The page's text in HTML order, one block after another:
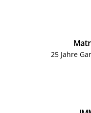
25 Jahre